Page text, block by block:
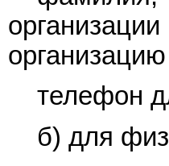
телефон
б) для